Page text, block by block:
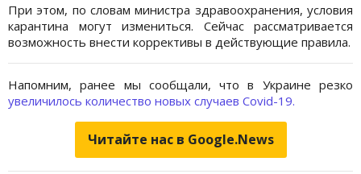
При этом, по словам министра здравоохранения, условия
карантина могут измениться. Сейчас рассматривается
возможность внести коррективы в действующие правила.
Напомним, ранее мы сообщали, что в Украине резко
увеличилось количество новых случаев Covid-19.
Читайте нас в Google.News